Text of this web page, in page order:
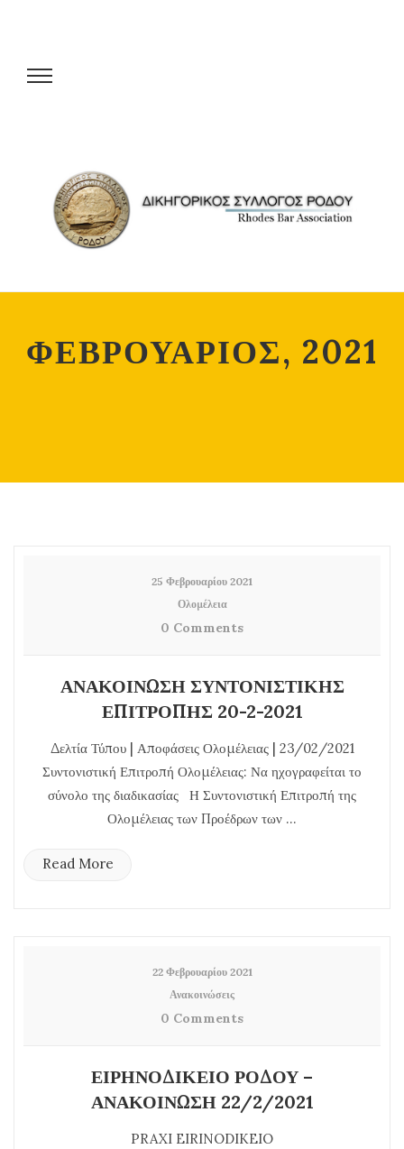
ΦΕΒΡΟΥΑΡΙΟΣ, 2021
25 Φεβρουαρίου 2021
Ολομέλεια
0 Comments
ΑΝΑΚΟΙΝΩΣΗ ΣΥΝΤΟΝΙΣΤΙΚΗΣ
ΕΠΙΤΡΟΠΗΣ 20-2-2021
Δελτία Τύπου | Αποφάσεις Ολομέλειας | 23/02/2021
Συντονιστική Επιτροπή Ολομέλειας: Να ηχογραφείται το
σύνολο της διαδικασίας Η Συντονιστική Επιτροπή της
Ολομέλειας των Προέδρων των ...
Read More
22 Φεβρουαρίου 2021
Ανακοινώσεις
0 Comments
ΕΙΡΗΝΟΔΙΚΕΙΟ ΡΟΔΟΥ –
ΑΝΑΚΟΙΝΩΣΗ 22/2/2021
PRAXI EIRINODIKEIO